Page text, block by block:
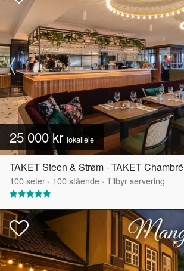
25 000 kr lokalleie
TAKET Steen & Strøm - TAKET Chambré
100seter · 100stående · Tilbyr servering